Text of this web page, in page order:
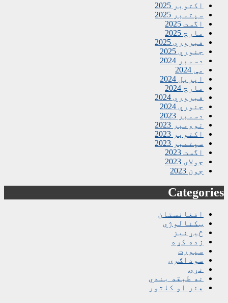
اکتوبر 2025
سپتمبر 2025
اگست 2025
مارچ 2025
فبروري 2025
جنوري 2025
دسمبر 2024
مې 2024
اپریل 2024
مارچ 2024
فبروري 2024
جنوري 2024
دسمبر 2023
نوومبر 2023
اکتوبر 2023
سپتمبر 2023
اگست 2023
جولای 2023
جون 2023
Categories
افغانستان
ټکنالوژي
څیړنیز
زده کړه
سپورت
سوداګرۍ
نړۍ
نه طبقه بندي
هنر او کلتور